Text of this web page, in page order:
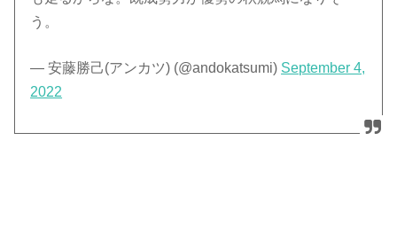
う。
— 安藤勝己(アンカツ) (@andokatsumi) September 4,
2022